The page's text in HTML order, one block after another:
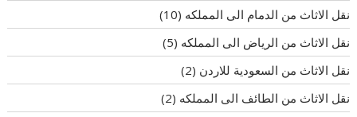
نقل الاثاث من الدمام الى المملكه (10)
نقل الاثاث من الرياض الى المملكه (5)
نقل الاثاث من السعودية للاردن (2)
نقل الاثاث من الطائف الى المملكه (2)